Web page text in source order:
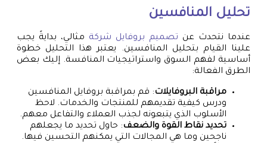
تحليل المنافسين
عندما نتحدث عن تصميم بروفايل شركة مثالي، بدايةً يجب
علينا القيام بتحليل المنافسين. يعتبر هذا التحليل خطوة
أساسية لفهم السوق واستراتيجيات المنافسة. إليك بعض
الطرق الفعالة:
مراقبة البروفايلات: قم بمراقبة بروفايل المنافسين
ودرس كيفية تقديمهم للمنتجات والخدمات. لاحظ
الأسلوب الذي يتبعونه لجذب العملاء والتفاعل معهم.
تحديد نقاط القوة والضعف: حاول تحديد ما يجعلهم
ناجحين وما هي المجالات التي يمكنهم التحسين فيها.